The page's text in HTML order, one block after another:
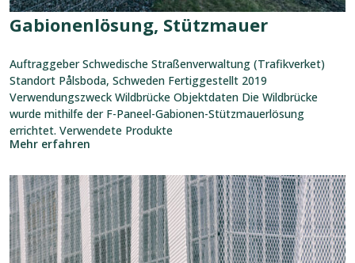
Gabionenlösung, Stützmauer
Auftraggeber Schwedische Straßenverwaltung (Trafikverket)
Standort Pålsboda, Schweden Fertiggestellt 2019
Verwendungszweck Wildbrücke Objektdaten Die Wildbrücke
wurde mithilfe der F-Paneel-Gabionen-Stützmauerlösung
errichtet. Verwendete Produkte
Mehr erfahren
Referenz
ansehen:
Einkaufszentrum
Niitty